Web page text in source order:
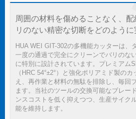
周囲の材料を傷めることなく、
リのない精密な切断をどのよう
HUA WEI GIT-302の多機能カッターは、
一度の通過で完全にクリーンでバリのな
に特別に設計されています。プレミアム
（HRC 54°±2°）と強化ポリアミド製の
え、再作業と材料の無駄を排除し、毎回
ます。当社のツールの交換可能なブレー
ンスコストを低く抑えつつ、生産サイク
能を維持します。